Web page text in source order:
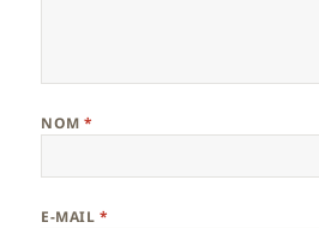
NOM*
E-MAIL *